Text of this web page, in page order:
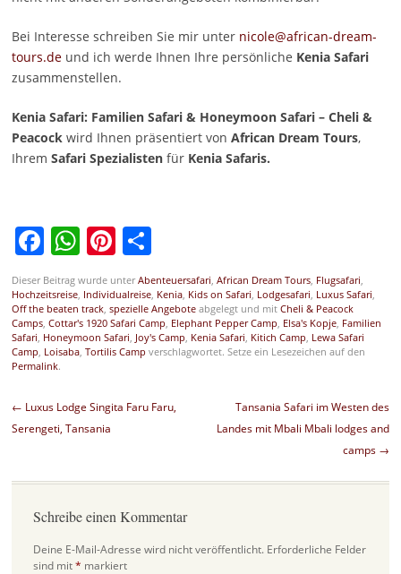
Bei Interesse schreiben Sie mir unter nicole@african-dream-
tours.deund ich werde Ihnen Ihre persönliche Kenia Safari
zusammenstellen.
Kenia Safari: Familien Safari & Honeymoon Safari – Cheli &
Peacockwird Ihnen präsentiert von African Dream Tours,
Ihrem Safari Spezialistenfür Kenia Safaris.
Facebook
WhatsApp
Pinterest
Teilen
Dieser Beitrag wurde unterAbenteuersafari African Dream Tours, Flugsafari
Hochzeitsreise, Individualreise, Kenia, Kids on Safari Lodgesafari Luxus Safari
Off the beaten track, spezielle Angeboteabgelegt und mit Cheli & Peacock
Camps, Cottar's 1920 Safari Camp Elephant Pepper Camp Elsa's Kopje, Familien
Safari Honeymoon Safari Joy's Camp Kenia Safari Kitich Camp Lewa Safari
Camp Loisaba, Tortilis Camp verschlagwortet. Setze ein Lesezeichen auf den
Permalink.
Beitragsnavigation
← Luxus Lodge Singita Faru Faru,
Serengeti, Tansania
Tansania Safari im Westen des
Landes mit Mbali Mbali lodges and
camps →
Schreibe einen Kommentar
Deine E-Mail-Adresse wird nicht veröffentlicht. Erforderliche Felder
sind mit* markiert